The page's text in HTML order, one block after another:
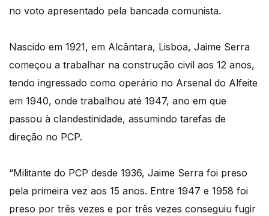
no voto apresentado pela bancada comunista.
Nascido em 1921, em Alcântara, Lisboa, Jaime Serra
começou a trabalhar na construção civil aos 12 anos,
tendo ingressado como operário no Arsenal do Alfeite
em 1940, onde trabalhou até 1947, ano em que
passou à clandestinidade, assumindo tarefas de
direção no PCP.
“Militante do PCP desde 1936, Jaime Serra foi preso
pela primeira vez aos 15 anos. Entre 1947 e 1958 foi
preso por três vezes e por três vezes conseguiu fugir